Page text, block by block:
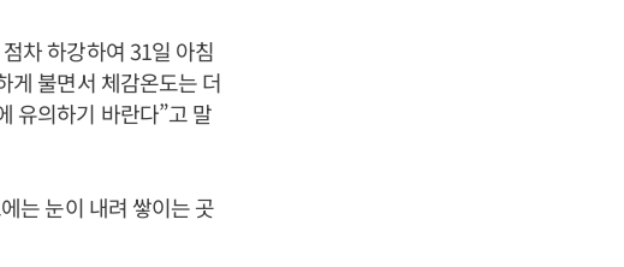
차 하강하여 31일 아침
게 불면서 체감온도는 더
유의하기 바란다”고 말
는 눈이 내려 쌓이는 곳